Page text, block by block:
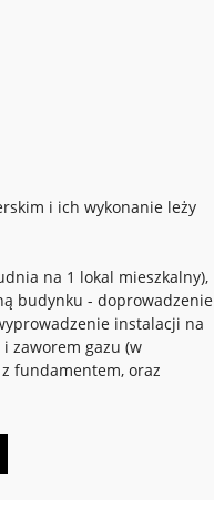
i ich wykonanie leży
na 1 lokal mieszkalny),
budynku - doprowadzenie
instalacji na
zaworem gazu (w
fundamentem, oraz